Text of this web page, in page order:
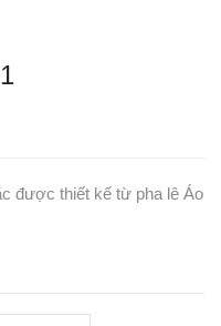
được thiết kế từ pha lê Áo